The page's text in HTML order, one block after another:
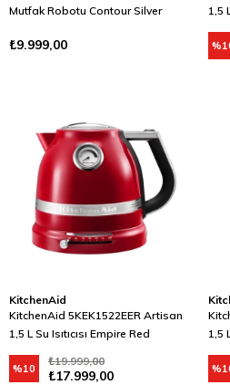
Mutfak Robotu Contour Silver
₺9.999,00
1,5
KitchenAid
KitchenAid 5KEK1522EER Artisan
1,5 L Su Isıtıcısı Empire Red
₺17.999,00
₺19.999,00
%10
1,5